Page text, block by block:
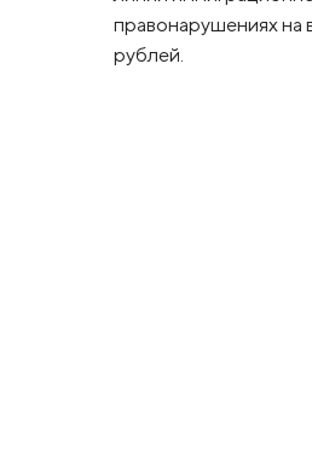
правонарушениях
рублей.